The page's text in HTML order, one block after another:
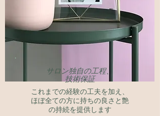
​サロン独自の工程、
技術保証
​これまでの経験の工夫を加え、
ほぼ全ての方に持ちの良さと艶
の持続を提供します